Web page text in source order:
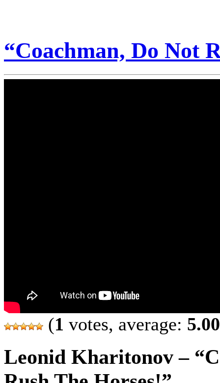
“Coachman, Do Not
(1 votes, average: 5.00
Leonid Kharitonov –